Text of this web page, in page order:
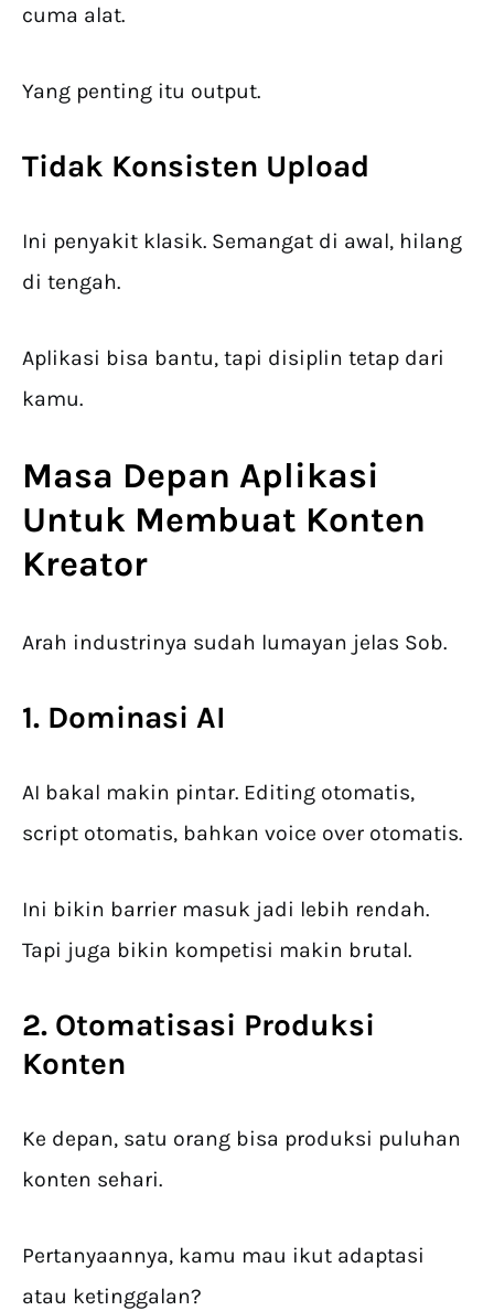
cuma alat.
Yang penting itu output.
Tidak Konsisten Upload
Ini penyakit klasik. Semangat di awal, hilang
di tengah.
Aplikasi bisa bantu, tapi disiplin tetap dari
kamu.
Masa Depan Aplikasi
Untuk Membuat Konten
Kreator
Arah industrinya sudah lumayan jelas Sob.
1. Dominasi AI
AI bakal makin pintar. Editing otomatis,
script otomatis, bahkan voice over otomatis.
Ini bikin barrier masuk jadi lebih rendah.
Tapi juga bikin kompetisi makin brutal.
2. Otomatisasi Produksi
Konten
Ke depan, satu orang bisa produksi puluhan
konten sehari.
Pertanyaannya, kamu mau ikut adaptasi
atau ketinggalan?